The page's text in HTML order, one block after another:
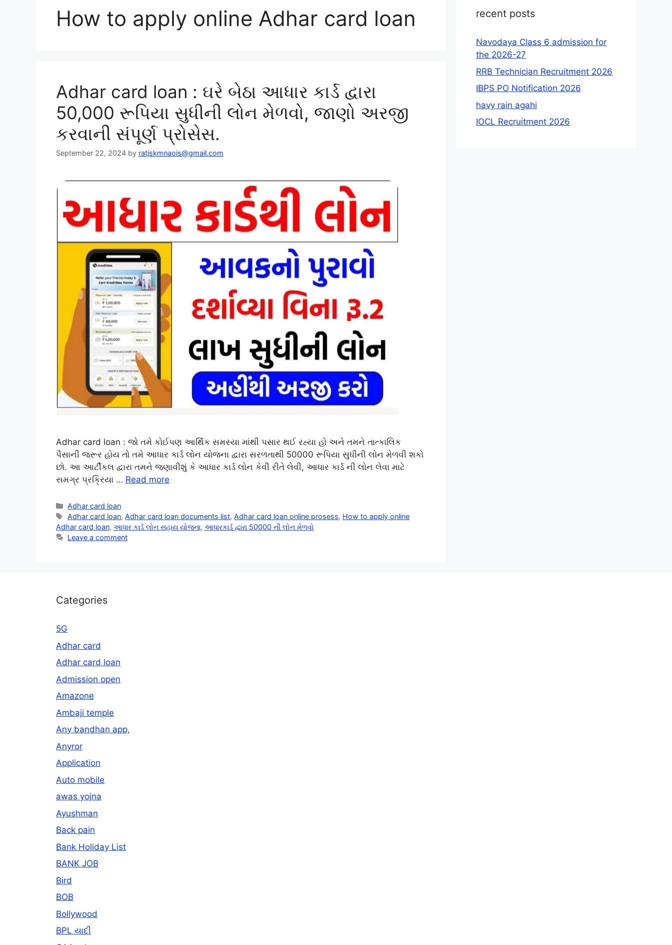
How to apply online Adhar card loan
Adhar card loan : ઘરે બેઠા આધાર કાર્ડ દ્વારા
50,000 રૂપિયા સુધીની લોન મેળવો, જાણો અરજી
કરવાની સંપૂર્ણ પ્રોસેસ.
September 22, 2024 by ratjskmnaois@gmail.com
Adhar card loan : જો તમે કોઈપણ આર્થિક સમસ્યા માંથી પસાર થઈ રહ્યા હો અને તમને તાત્કાલિક
પૈસાની જરૂર હોય તો તમે આધાર કાર્ડ લોન યોજના દ્વારા સરળતાથી 50000 રૂપિયા સુધીની લોન મેળવી શકો
છો. આ આર્ટીકલ દ્વારા તમને જણાવીશું કે આધાર કાર્ડ લોન કેવી રીતે લેવી, આધાર કાર્ડ ની લોન લેવા માટે
સમગ્ર પ્રક્રિયા … Read more
Categories
Adhar card loan
Tags
Adhar card loan,Adhar card loan documents list,Adhar card loan online prosess, How to apply online
Adhar card loan, આધાર કાર્ડ લોન સહાય યોજના, આધારકાર્ડ દ્વારા 50000 ની લોન મેળવો
Leave a comment
recent posts
Navodaya Class 6 admission for
the 2026-27
RRB Technician Recruitment 2026
IBPS PO Notification 2026
havy rain agahi
IOCL Recruitment 2026
Categories
5G
Adhar card
Adhar card loan
Admission open
Amazone
Ambaji temple
Any bandhan app,
Anyror
Application
Auto mobile
awas yojna
Ayushman
Back pain
Bank Holiday List
BANK JOB
Bird
BOB
Bollywood
BPL યાદી